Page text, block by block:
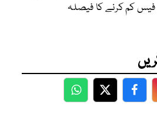
کم کرنے کا فیصلہ
WhatsApp
Twitter